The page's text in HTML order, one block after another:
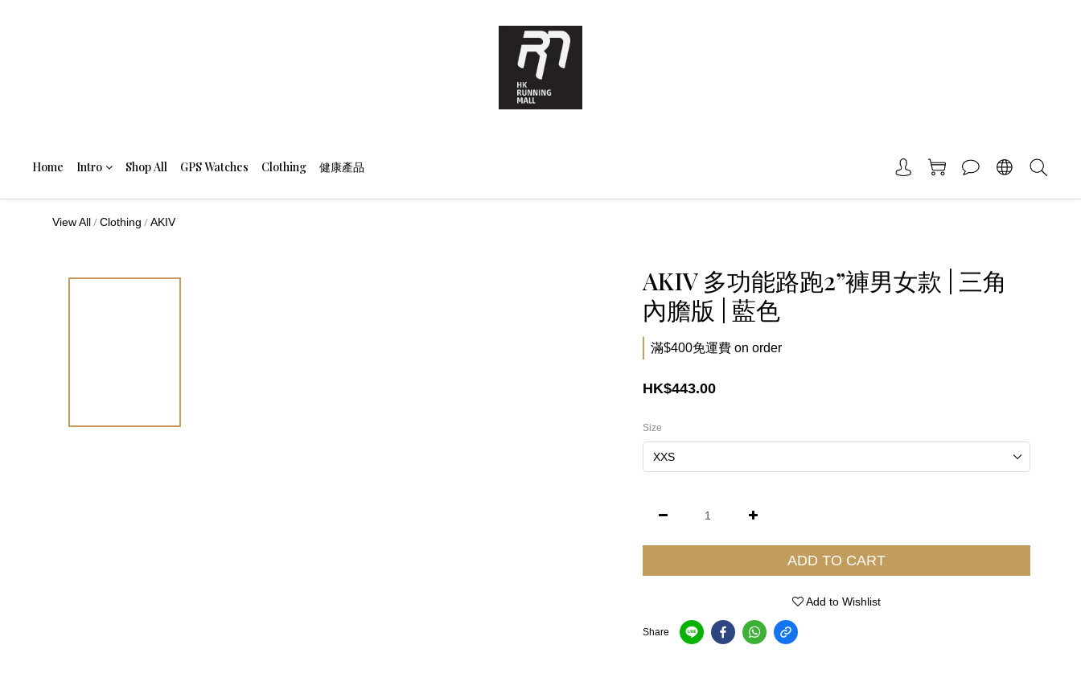
Home Intro Shop All GPS Watches Clothing 健康產品
View All /Clothing /AKIV
AKIV 多功能路跑2”褲男女款 | 三角
內膽版 | 藍色
滿$400免運費 on order
HK$443.00
Size
ADD TO CART
Add to Wishlist
Share